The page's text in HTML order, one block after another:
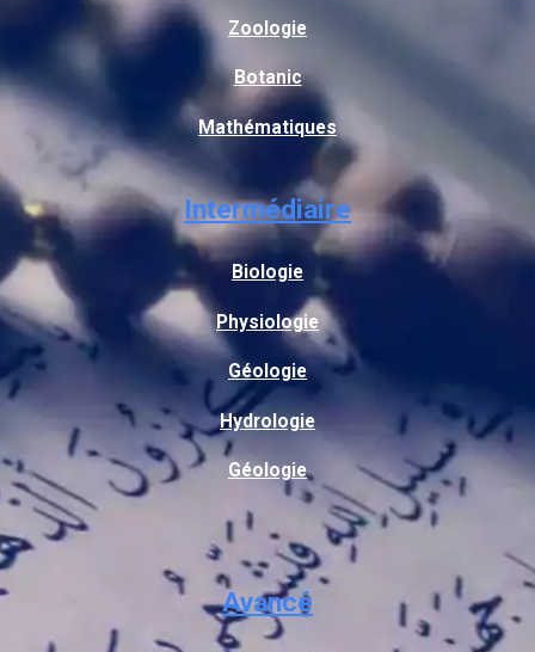
Zoologie
Botanic
Mathématiques
Intermédiaire
Biologie
Physiologie
Géologie
Hydrologie
Géologie
Avancé